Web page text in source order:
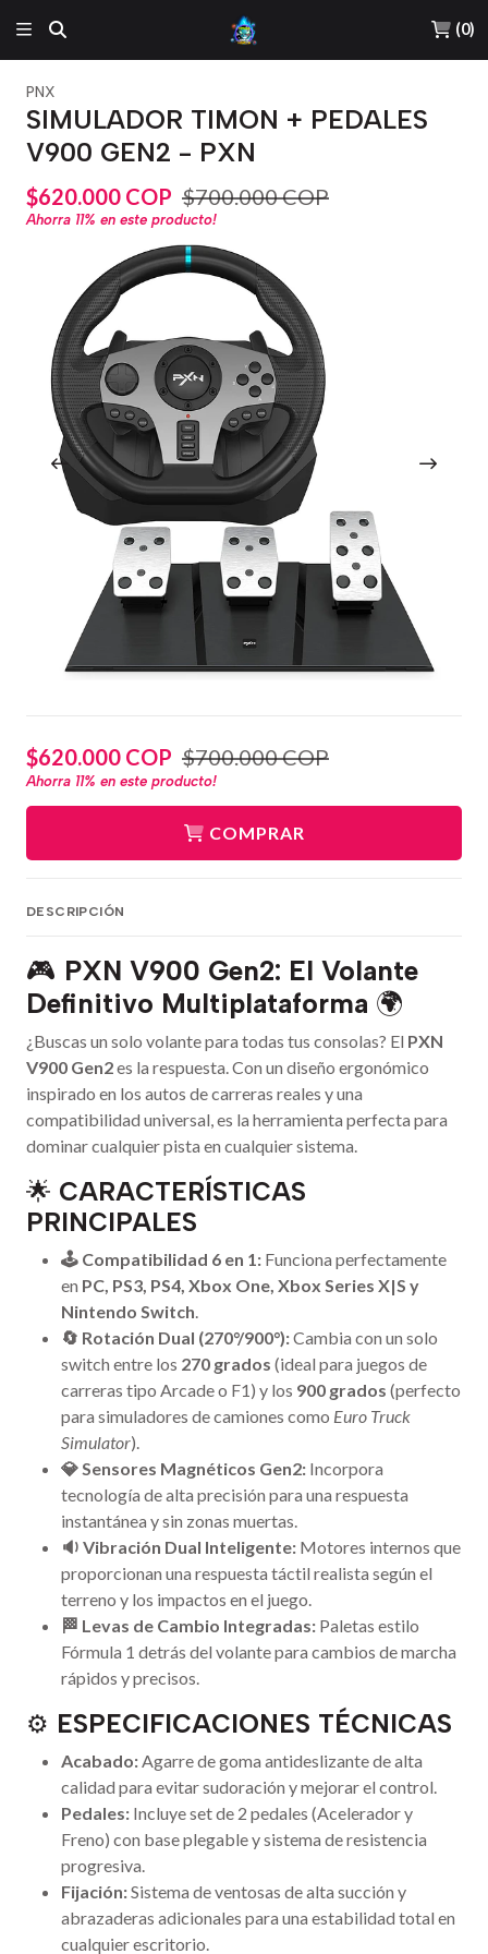
(0)
PNX
SIMULADOR TIMON + PEDALES
V900 GEN2 - PXN
$620.000 COP $700.000 COP
Ahorra 11% en este producto!
$620.000 COP $700.000 COP
Ahorra 11% en este producto!
COMPRAR
DESCRIPCIÓN
🎮 PXN V900 Gen2: El Volante
Definitivo Multiplataforma 🌍
¿Buscas un solo volante para todas tus consolas? El PXN
V900 Gen2es la respuesta. Con un diseño ergonómico
inspirado en los autos de carreras reales y una
compatibilidad universal, es la herramienta perfecta para
dominar cualquier pista en cualquier sistema.
🌟 CARACTERÍSTICAS
PRINCIPALES
🕹️ Compatibilidad 6 en 1: Funciona perfectamente
en PC, PS3, PS4, Xbox One, Xbox Series X|S y
Nintendo Switch.
🔄 Rotación Dual (270°/900°):Cambia con un solo
switch entre los 270 grados (ideal para juegos de
carreras tipo Arcade o F1) y los 900 grados (perfecto
para simuladores de camiones como Euro Truck
Simulator).
💎 Sensores Magnéticos Gen2: Incorpora
tecnología de alta precisión para una respuesta
instantánea y sin zonas muertas.
🔉 Vibración Dual Inteligente: Motores internos que
proporcionan una respuesta táctil realista según el
terreno y los impactos en el juego.
🏁 Levas de Cambio Integradas: Paletas estilo
Fórmula 1 detrás del volante para cambios de marcha
rápidos y precisos.
⚙️ ESPECIFICACIONES TÉCNICAS
Acabado:Agarre de goma antideslizante de alta
calidad para evitar sudoración y mejorar el control.
Pedales: Incluye set de 2 pedales (Acelerador y
Freno) con base plegable y sistema de resistencia
progresiva.
Fijación:Sistema de ventosas de alta succión y
abrazaderas adicionales para una estabilidad total en
cualquier escritorio.